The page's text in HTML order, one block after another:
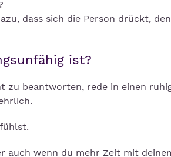
dass sich die Person drückt,
ist?
zu beantworten, rede in einen
auch wenn du mehr Zeit mit